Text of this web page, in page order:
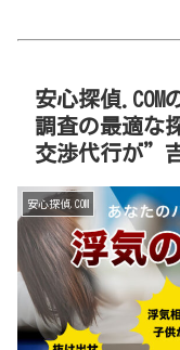
安心探偵
調査の最適な
交渉代行が”
安心探偵.COM